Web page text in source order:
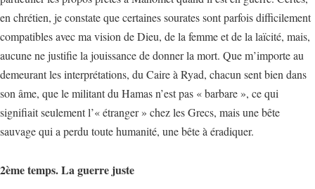
en chrétien, je constate que certaines sourates sont parfois difficilement
compatibles avec ma vision de Dieu, de la femme et de la laïcité, mais,
aucune ne justifie la jouissance de donner la mort. Que m’importe au
demeurant les interprétations, du Caire à Ryad, chacun sent bien dans
son âme, que le militant du Hamas n’est pas « barbare », ce qui
signifiait seulement l’« étranger » chez les Grecs, mais une bête
sauvage qui a perdu toute humanité, une bête à éradiquer.
2ème temps. La guerre juste